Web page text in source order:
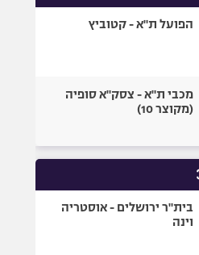
פוטבול אמריקאי NFL
בייסבול MLB
אומנויות לחימה
גיימינג E-Sports
הפועל ת"א - קטוביץ
מכבי ת"א - צסק"א סופיה
(מקוצר 10)
בית"ר ירושלים - אוסטריה
וינה